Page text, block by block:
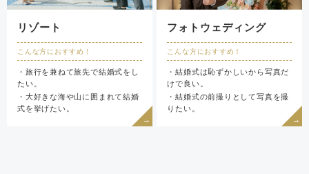
リゾート
こんな方におすすめ！
・旅行を兼ねて旅先で結婚式をし
たい。
・大好きな海や山に囲まれて結婚
式を挙げたい。
フォトウェディング
こんな方におすすめ！
・結婚式は恥ずかしいから写真だ
けで良い。
・結婚式の前撮りとして写真を撮
りたい。